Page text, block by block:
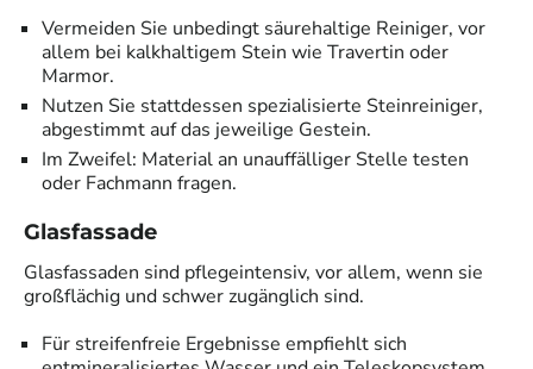
Vermeiden Sie unbedingt säurehaltige Reiniger, vor
allem bei kalkhaltigem Stein wie Travertin oder
Marmor.
Nutzen Sie stattdessen spezialisierte Steinreiniger,
abgestimmt auf das jeweilige Gestein.
Im Zweifel: Material an unauffälliger Stelle testen
oder Fachmann fragen.
Glasfassade
Glasfassaden sind pflegeintensiv, vor allem, wenn sie
großflächig und schwer zugänglich sind.
Für streifenfreie Ergebnisse empfiehlt sich